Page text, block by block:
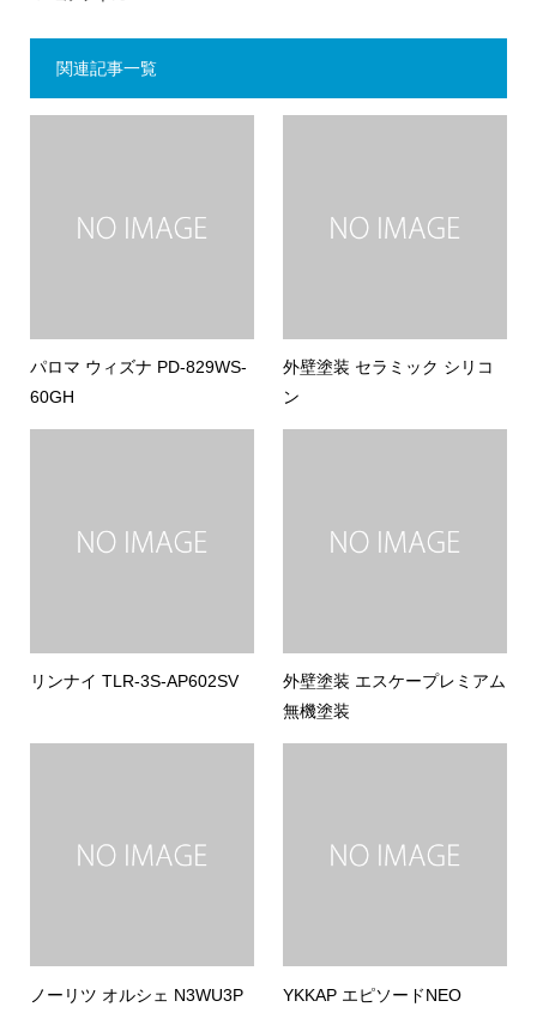
関連記事一覧
パロマ ウィズナ PD-829WS-
60GH
外壁塗装 セラミック シリコ
ン
リンナイ TLR-3S-AP602SV
外壁塗装 エスケープレミアム
無機塗装
ノーリツ オルシェ N3WU3P
YKKAP エピソードNEO